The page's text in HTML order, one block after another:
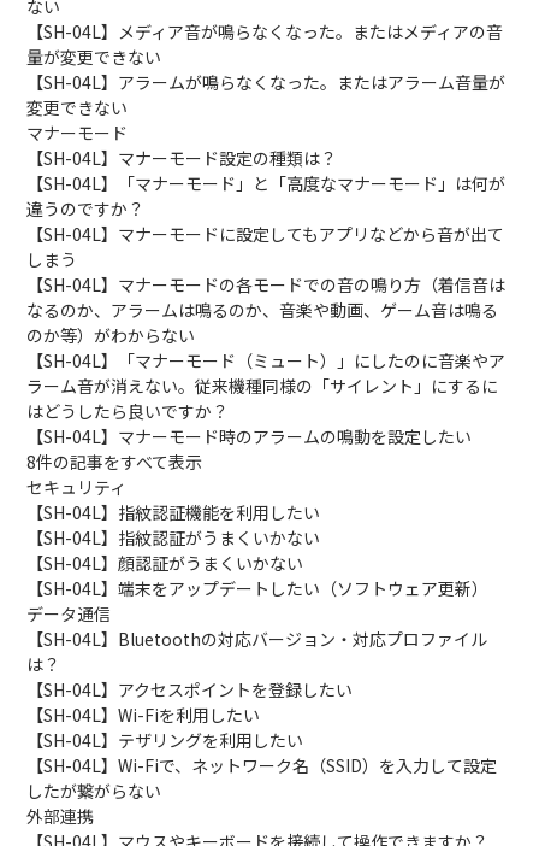
ない
【SH-04L】メディア音が鳴らなくなった。またはメディアの音
量が変更できない
【SH-04L】アラームが鳴らなくなった。またはアラーム音量が
変更できない
マナーモード
【SH-04L】マナーモード設定の種類は？
【SH-04L】「マナーモード」と「高度なマナーモード」は何が
違うのですか？
【SH-04L】マナーモードに設定してもアプリなどから音が出て
しまう
【SH-04L】マナーモードの各モードでの音の鳴り方（着信音は
なるのか、アラームは鳴るのか、音楽や動画、ゲーム音は鳴る
のか等）がわからない
【SH-04L】「マナーモード（ミュート）」にしたのに音楽やア
ラーム音が消えない。従来機種同様の「サイレント」にするに
はどうしたら良いですか？
【SH-04L】マナーモード時のアラームの鳴動を設定したい
8件の記事をすべて表示
セキュリティ
【SH-04L】指紋認証機能を利用したい
【SH-04L】指紋認証がうまくいかない
【SH-04L】顔認証がうまくいかない
【SH-04L】端末をアップデートしたい（ソフトウェア更新）
データ通信
【SH-04L】Bluetoothの対応バージョン・対応プロファイル
は？
【SH-04L】アクセスポイントを登録したい
【SH-04L】Wi-Fiを利用したい
【SH-04L】テザリングを利用したい
【SH-04L】Wi-Fiで、ネットワーク名（SSID）を入力して設定
したが繋がらない
外部連携
【SH-04L】マウスやキーボードを接続して操作できますか？